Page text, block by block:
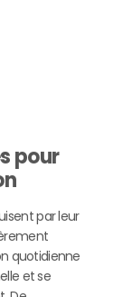
pour
par leur
quotidienne
et se